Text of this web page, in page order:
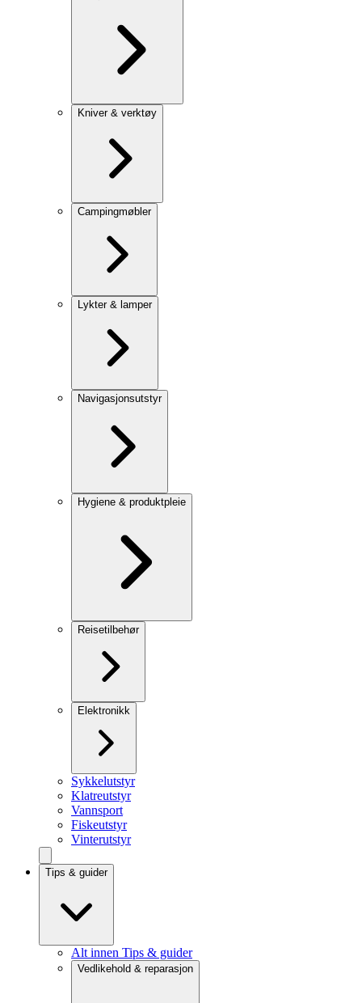
Kniver & verktøy
Campingmøbler
Lykter & lamper
Navigasjonsutstyr
Hygiene & produktpleie
Reisetilbehør
Elektronikk
Sykkelutstyr
Klatreutstyr
Vannsport
Fiskeutstyr
Vinterutstyr
Tips & guider
Alt innen Tips & guider
Vedlikehold & reparasjon